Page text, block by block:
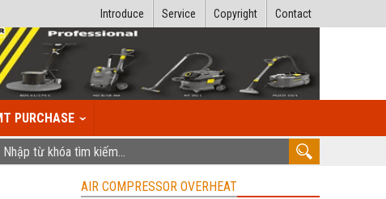
Contact
Copyright
Service
Introduce
PURCHASE
AIR COMPRESSOR OVERHEAT